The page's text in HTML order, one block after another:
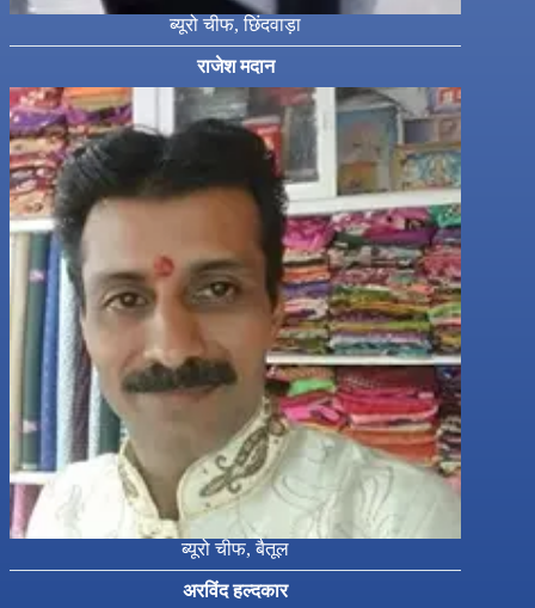
ब्यूरो चीफ, छिंदवाड़ा
राजेश मदान
ब्यूरो चीफ, बैतूल
अरविंद हल्दकार